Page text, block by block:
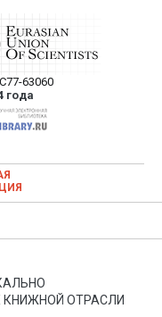
Ученых —
статей в
журнале
63060
года
научных статей в
журнале
КНИЖНОЙ ОТРАСЛИ